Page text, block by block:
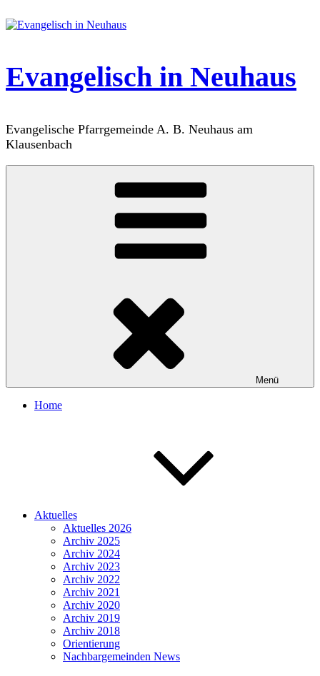
Inhalt
Evangelisch in Neuhaus
Evangelische Pfarrgemeinde A. B. Neuhaus am
Klausenbach
Menü
Home
Aktuelles
Aktuelles 2026
Archiv 2025
Archiv 2024
Archiv 2023
Archiv 2022
Archiv 2021
Archiv 2020
Archiv 2019
Archiv 2018
Orientierung
Nachbargemeinden News